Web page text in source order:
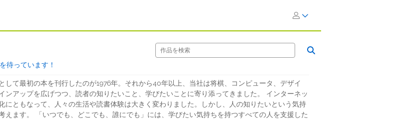
待っています！
て最初の本を刊行したのが1976年。それから40年以上、当社は将棋、コンピュータ、デザイ
ンアップを広げつつ、読者の知りたいこと、学びたいことに寄り添ってきました。 インターネッ
にともなって、人々の生活や読書体験は大きく変わりました。しかし、人の知りたいという気持
ます。 「いつでも、どこでも、誰にでも」には、学びたい気持ちを持つすべての人を支援した